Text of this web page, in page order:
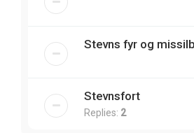
Stevns fyr og
Stevnsfort
Replies: 2